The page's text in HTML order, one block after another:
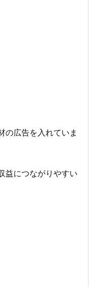
の広告を入れていま
益につながりやすい